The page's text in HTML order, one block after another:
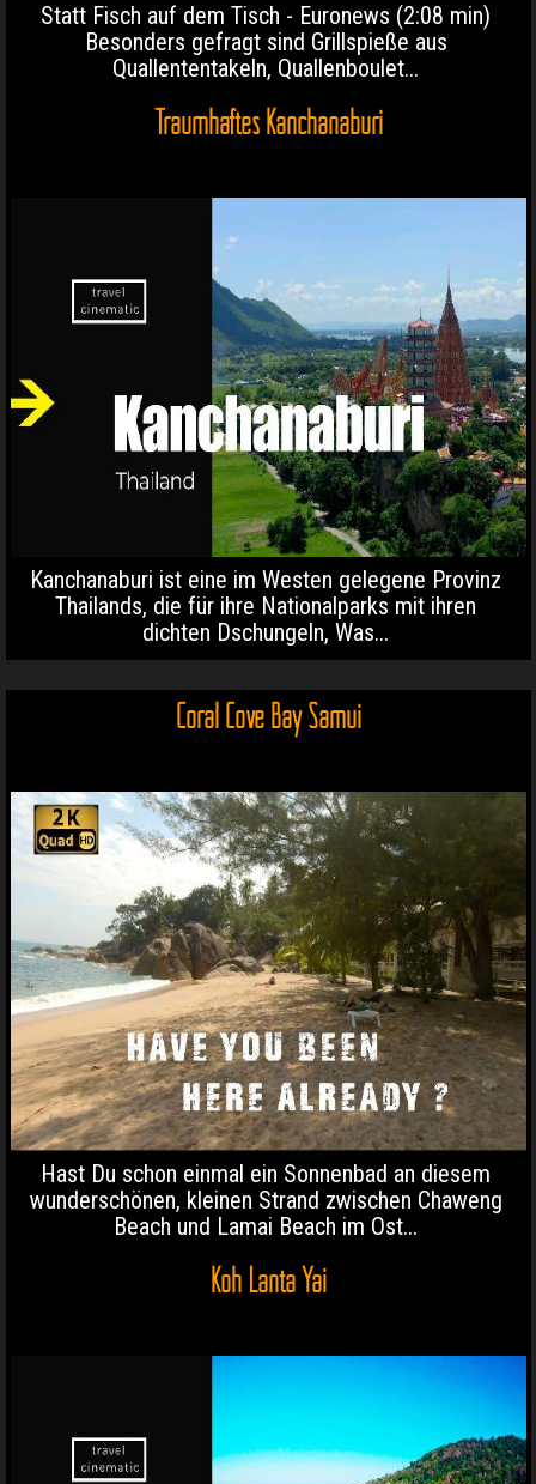
Statt Fisch auf dem Tisch - Euronews (2:08 min)
Besonders gefragt sind Grillspieße aus
Quallententakeln, Quallenboulet...
Traumhaftes Kanchanaburi
Kanchanaburi ist eine im Westen gelegene Provinz
Thailands, die für ihre Nationalparks mit ihren
dichten Dschungeln, Was...
Coral Cove Bay Samui
Hast Du schon einmal ein Sonnenbad an diesem
wunderschönen, kleinen Strand zwischen Chaweng
Beach und Lamai Beach im Ost...
Koh Lanta Yai